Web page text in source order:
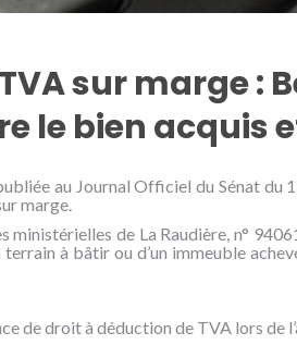
sur marge :
le bien acquis
au Journal Officiel du Sénat
marge.
ministérielles de La Raudière, n°
à bâtir ou d’un immeuble
de droit à déduction de TVA lors de